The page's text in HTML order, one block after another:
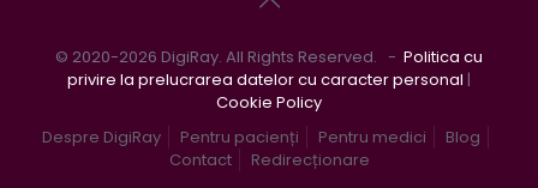
© 2020-2026 DigiRay. All Rights Reserved. - Politica cu
privire la prelucrarea datelor cu caracter personal |
Cookie Policy
Despre DigiRay
Pentru pacienți Pentru medici
Blog
Contact
Redirecționare